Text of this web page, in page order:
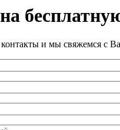
контакты и мы свяжемся с